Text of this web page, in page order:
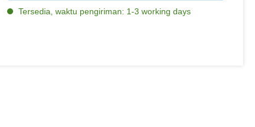
Tersedia, waktu pengiriman: 1-3 working days